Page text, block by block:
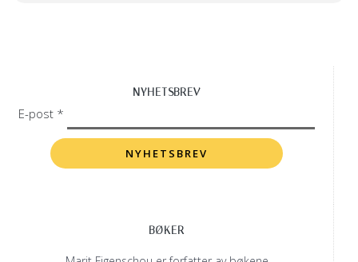
NYHETSBREV
E-post *
BØKER